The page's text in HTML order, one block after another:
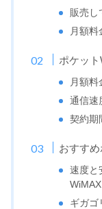
販売し
月額料
ポケッ
月額料
通信速
契約期
おすす
速度と
WiMAX
ギガゴ